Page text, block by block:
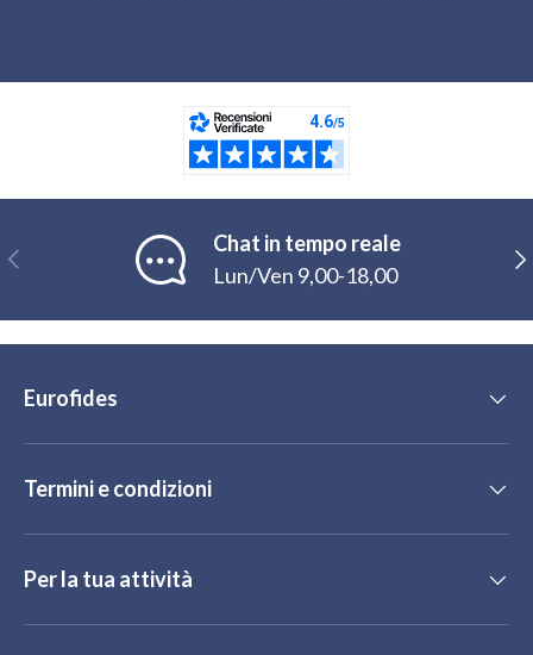
Indietro
Chat in tempo reale
Lun/Ven 9,00-18,00
Eurofides
Termini e condizioni
Per la tua attività